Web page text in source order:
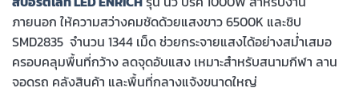
ภายนอก ให้ความสว่างคมชัดด้วยแสงขาว 6500K และชิป
SMD2835 จำนวน 1344 เม็ด ช่วยกระจายแสงได้อย่างสม่ำเสมอ
ครอบคลุมพื้นที่กว้าง ลดจุดอับแสง เหมาะสำหรับสนามกีฬา ลาน
จอดรถ คลังสินค้า และพื้นที่กลางแจ้งขนาดใหญ่